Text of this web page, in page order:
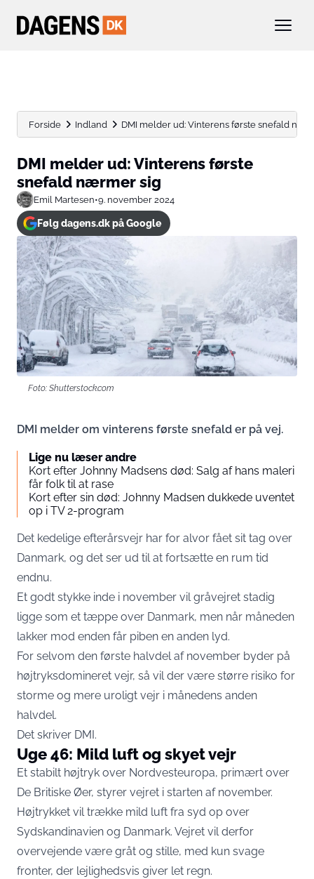
Forside Indland DMI melder ud: Vinterens første snefald
DMI melder ud: Vinterens første
snefald nærmer sig
Emil Martesen•9. november 2024
Følg dagens.dk på Google
Foto: Shutterstock.com
DMI melder om vinterens første snefald er på vej.
Lige nu læser andre
Kort efter Johnny Madsens død: Salg af hans maleri
får folk til at rase
Kort efter sin død: Johnny Madsen dukkede uventet
op i TV 2-program
Det kedelige efterårsvejr har for alvor fået sit tag over
Danmark, og det ser ud til at fortsætte en rum tid
endnu.
Et godt stykke inde i november vil gråvejret stadig
ligge som et tæppe over Danmark, men når måneden
lakker mod enden får piben en anden lyd.
For selvom den første halvdel af november byder på
højtryksdomineret vejr, så vil der være større risiko for
storme og mere uroligt vejr i månedens anden
halvdel.
Det skriver DMI.
Uge 46: Mild luft og skyet vejr
Et stabilt højtryk over Nordvesteuropa, primært over
De Britiske Øer, styrer vejret i starten af november.
Højtrykket vil trække mild luft fra syd op over
Sydskandinavien og Danmark. Vejret vil derfor
overvejende være gråt og stille, med kun svage
fronter, der lejlighedsvis giver let regn.